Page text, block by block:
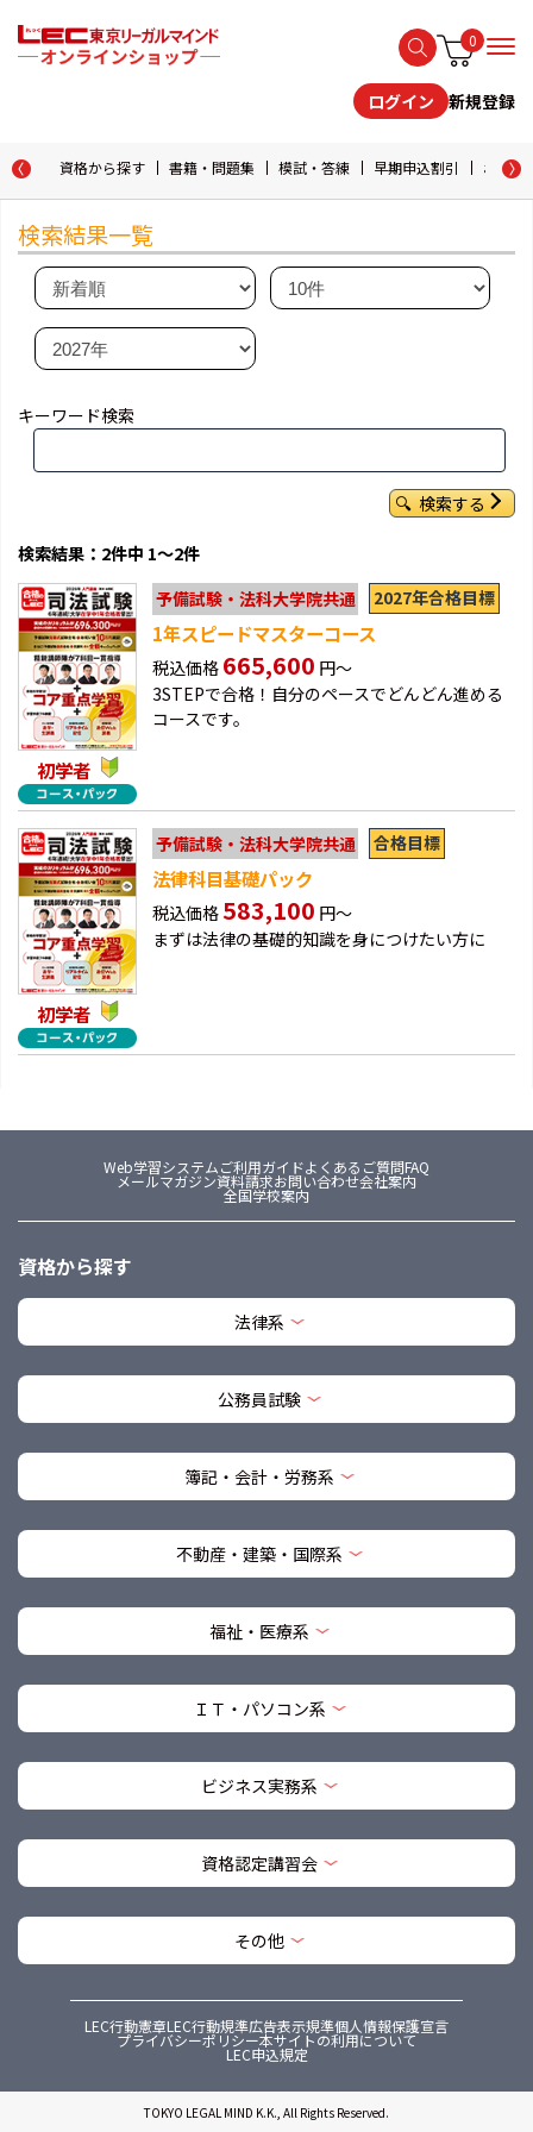
0
ログイン 新規登録
資格から探す 書籍・問題集 模試・答練 早期申込割引 おため
検索結果一覧
キーワード検索
検索する
検索結果：2件中 1～2件
初学者
予備試験・法科大学院共通 2027年合格目標
1年スピードマスターコース
税込価格 665,600 円～
3STEPで合格！自分のペースでどんどん進める
コースです。
初学者
予備試験・法科大学院共通 合格目標
法律科目基礎パック
税込価格 583,100 円～
まずは法律の基礎的知識を身につけたい方に
Web学習システムご利用ガイドよくあるご質問FAQ
メールマガジン資料請求お問い合わせ会社案内
全国学校案内
資格から探す
法律系
公務員試験
簿記・会計・労務系
不動産・建築・国際系
福祉・医療系
ＩＴ・パソコン系
ビジネス実務系
資格認定講習会
その他
LEC行動憲章LEC行動規準広告表示規準個人情報保護宣言
プライバシーポリシー本サイトの利用について
LEC申込規定
TOKYO LEGAL MIND K.K., All Rights Reserved.